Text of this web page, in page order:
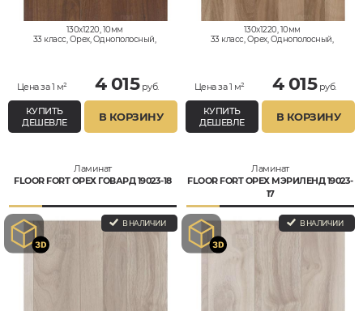
130x1220, 10мм
33 класс, Орех, Однополосный,
Цена за 1 м² 4 015руб.
КУПИТЬ
ДЕШЕВЛЕ
В КОРЗИНУ
130x1220, 10мм
33 класс, Орех, Однополосный,
Цена за 1 м² 4 015руб.
КУПИТЬ
ДЕШЕВЛЕ
В КОРЗИНУ
Ламинат
FLOOR FORT ОРЕХ ГОВАРД 19023-18
В НАЛИЧИИ
Ламинат
FLOOR FORT ОРЕХ МЭРИЛЕНД 19023-
17
В НАЛИЧИИ